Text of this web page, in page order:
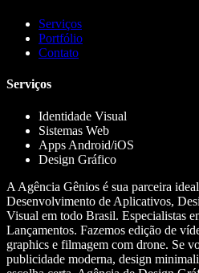
Serviços
Portfólio
Contato
Serviços
Identidade Visual
Sistemas Web
Apps Android/iOS
Design Gráfico
A Agência Gênios é sua parceira
Desenvolvimento de Aplicativos,
Visual em todo Brasil. Especialistas
Lançamentos. Fazemos edição de
graphics e filmagem com drone. Se
publicidade moderna, design